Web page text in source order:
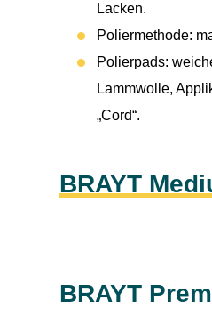
Lacken.
Poliermethode:
Polierpads:
Lammwolle,
„Cord“.
BRAYT
BRAYT